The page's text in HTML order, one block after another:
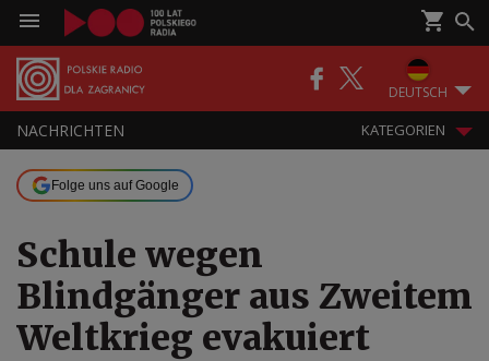
DEUTSCH
NACHRICHTEN KATEGORIEN
Folge uns auf Google
Schule wegen
Blindgänger aus Zweitem
Weltkrieg evakuiert